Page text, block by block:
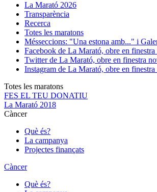
La Marató 2026
Transparència
Recerca
Totes les maratons
Mésseccions: "Una estona amb..." i
Facebook de La Marató, obre en finestra
Twitter de La Marató, obre en finestra
Instagram de La Marató, obre en finestra
Totes les maratons
FES EL TEU DONATIU
La Marató 2018
Càncer
Què és?
La campanya
Projectes finançats
Càncer
Què és?